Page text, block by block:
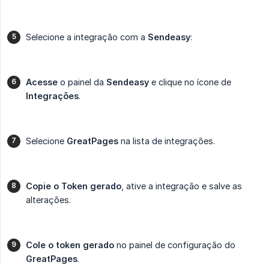
Selecione a integração com a Sendeasy:
Acesse o painel da Sendeasy e clique no ícone de
Integrações.
Selecione GreatPages na lista de integrações.
Copie o Token gerado , ative a integração e salve as
alterações.
Cole o token gerado no painel de configuração do
GreatPages.